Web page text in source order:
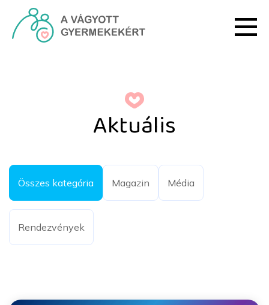
Ugrás a fő tartalomhoz
Aktuális
Összes kategória Magazin Média
Rendezvények